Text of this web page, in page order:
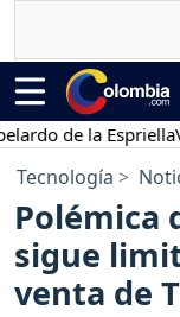
de la Espriella
Tecnología
Polémica
sigue
venta de